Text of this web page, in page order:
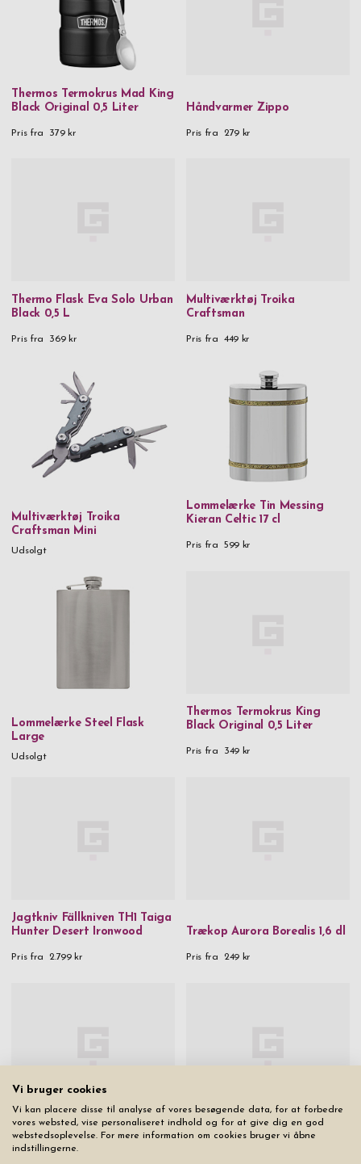
Thermos Termokrus Mad King
Black Original 0,5 Liter
Pris fra 379 kr
Håndvarmer Zippo
Pris fra 279 kr
Thermo Flask Eva Solo Urban
Black 0,5 L
Pris fra 369 kr
Multiværktøj Troika
Craftsman
Pris fra 449 kr
Multiværktøj Troika
Craftsman Mini
Udsolgt
Lommelærke Tin Messing
Kieran Celtic 17 cl
Pris fra 599 kr
Lommelærke Steel Flask
Large
Udsolgt
Thermos Termokrus King
Black Original 0,5 Liter
Pris fra 349 kr
Jagtkniv Fällkniven TH1 Taiga
Hunter Desert Ironwood
Pris fra 2.799 kr
Trækop Aurora Borealis 1,6 dl
Pris fra 249 kr
Lommelærke Tree Of Life
Madkasse Vildmark Rustfrit
Stål 1,2 Liter
Vi bruger cookies
Vi kan placere disse til analyse af vores besøgende data, for at forbedre
vores websted, vise personaliseret indhold og for at give dig en god
webstedsoplevelse. For mere information om cookies bruger vi åbne
indstillingerne.